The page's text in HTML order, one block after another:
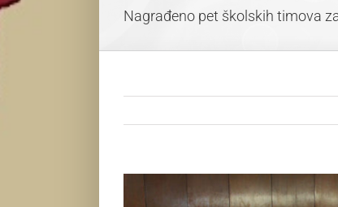
Nagrađeno pet školskih timova